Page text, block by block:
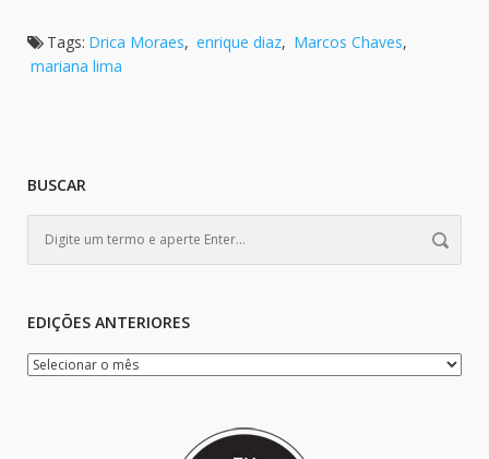
Tags: Drica Moraes, enrique diaz, Marcos Chaves,
mariana lima
BUSCAR
EDIÇÕES ANTERIORES